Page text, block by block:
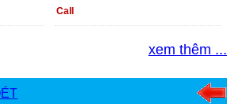
Call
xem thêm ...